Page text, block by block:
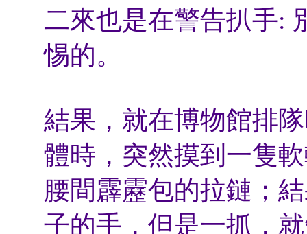
二來也是在警告扒手:
惕的。
結果，就在博物館排
體時，突然摸到一隻
腰間霹靂包的拉鏈；
子的手，但是一抓，